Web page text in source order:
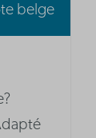
belge